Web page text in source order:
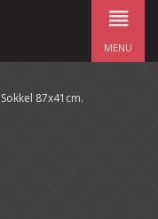
MENU
Sokkel 87x41cm.